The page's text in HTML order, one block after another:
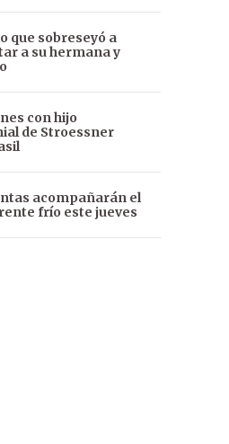
que sobreseyó a
a su hermana y
con hijo
de Stroessner
acompañarán el
frío este jueves